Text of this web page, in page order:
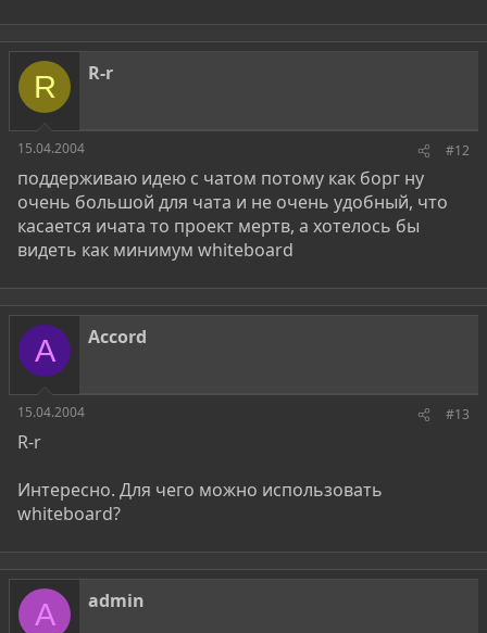
R R-r
15.04.2004 #12
поддерживаю идею с чатом потому как борг ну
очень большой для чата и не очень удобный, что
касается ичата то проект мертв, а хотелось бы
видеть как минимум whiteboard
A Accord
15.04.2004 #13
R-r
Интересно. Для чего можно использовать
whiteboard?
A admin